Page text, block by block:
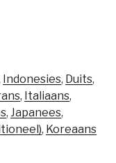
Indonesies Duits
Italiaans
Japanees
Koreaans